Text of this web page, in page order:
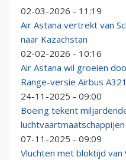
02-03-2026 - 11:19
Air Astana vertrekt van
naar Kazachstan
02-02-2026 - 10:16
Air Astana wil groeien
Range-versie Airbus
24-11-2025 - 09:00
Boeing tekent
07-11-2025 - 09:09
Vluchten met bloktijd